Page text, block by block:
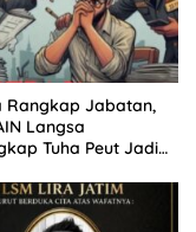
Rangkap Jabatan,
Langsa
Tuha Peut Jadi